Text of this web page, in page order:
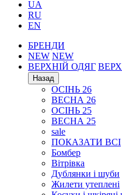
UA
RU
EN
БРЕНДИ
NEW NEW
ВЕРХНІЙ ОДЯГ
Назад
ОСІНЬ 26
ВЕСНА 26
ОСІНЬ 25
ВЕСНА 25
sale
ПОКАЗАТИ ВСІ
Бомбер
Вітрівка
Дублянки і шуби
Жилети утеплені